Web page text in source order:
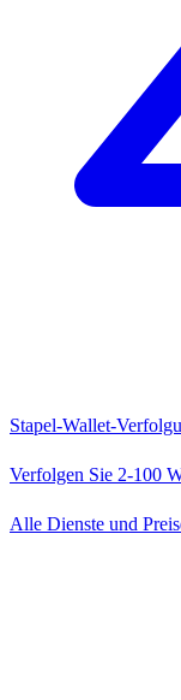
Stapel-Wallet-
Verfolgen Sie 2-100
Alle Dienste und